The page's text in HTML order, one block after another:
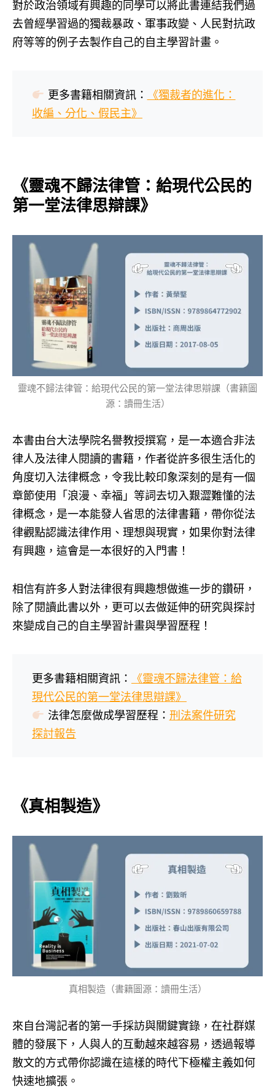
對於政治領域有興趣的同學可以將此書連結我們過
去曾經學習過的獨裁暴政、軍事政變、人民對抗政
府等等的例子去製作自己的自主學習計畫。
更多書籍相關資訊：
《獨裁者的進化：
收編、分化、假民主》
《靈魂不歸法律管：給現代公民的
第一堂法律思辯課》
靈魂不歸法律管：給現代公民的第一堂法律思辯課（書籍圖
源：讀冊生活）
本書由台大法學院名譽教授撰寫，是一本適合非法
律人及法律人閱讀的書籍，作者從許多很生活化的
角度切入法律概念，令我比較印象深刻的是有一個
章節使用「浪漫、幸福」等詞去切入艱澀難懂的法
律概念，是一本能發人省思的法律書籍，帶你從法
律觀點認識法律作用、理想與現實，如果你對法律
有興趣，這會是一本很好的入門書！
相信有許多人對法律很有興趣想做進一步的鑽研，
除了閱讀此書以外，更可以去做延伸的研究與探討
來變成自己的自主學習計畫與學習歷程！
更多書籍相關資訊：
《靈魂不歸法律管：給
現代公民的第一堂法律思辯課》
法律怎麼做成學習歷程： 刑法案件研究
探討報告
《真相製造》
真相製造（書籍圖源：讀冊生活）
來自台灣記者的第一手採訪與關鍵實錄，在社群媒
體的發展下，人與人的互動越來越容易，透過報導
散文的方式帶你認識在這樣的時代下極權主義如何
快速地擴張。